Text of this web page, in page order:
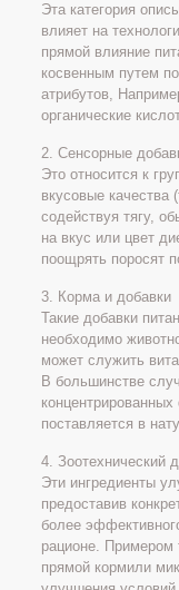
Эта категория
влияет на
прямой влияние
косвенным путем
атрибутов,
органические
2. Сенсорные
Это относится к
вкусовые качества
содействуя тягу,
на вкус или цвет
поощрять поросят
3. Корма и добавки
Такие добавки
необходимо
может служить
В большинстве
поставляется в
4. Зоотехнический
Эти ингредиенты
предоставив
более
рационе. Примером
прямой кормили